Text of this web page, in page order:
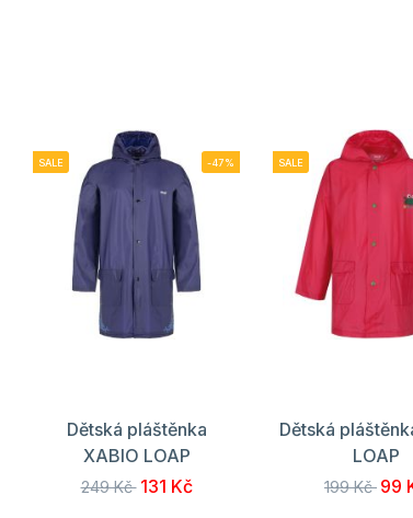
SALE -47%
Dětská pláštěnka
XABIO LOAP
249 Kč 131 Kč
SALE
Dětská
LOAP
199 Kč 99